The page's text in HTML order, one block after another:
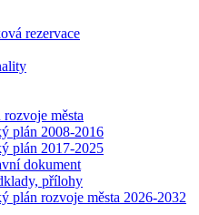
rezervace
města
plán 2008-2016
plán 2017-2025
dokument
přílohy
plán rozvoje města 2026-2032